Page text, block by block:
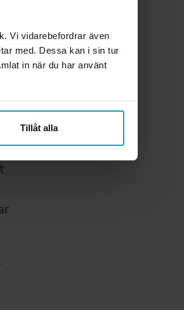
Vi vidarebefordrar även
med. Dessa kan i sin tur
in när du har använt
Tillåt alla
att